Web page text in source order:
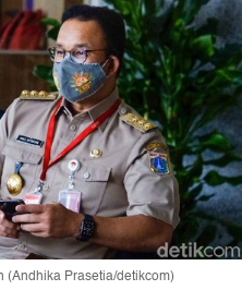
(Andhika Prasetia/detikcom)